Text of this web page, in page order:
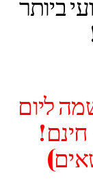
ביותר
ליום
חינם!